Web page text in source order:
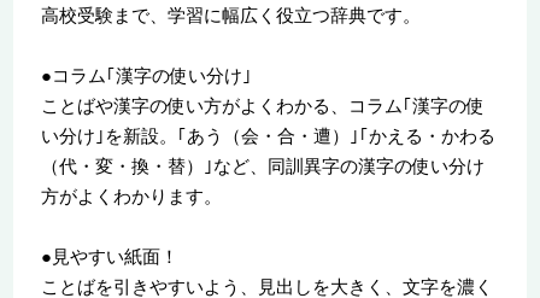
高校受験まで、学習に幅広く役立つ辞典です。
●コラム｢漢字の使い分け｣
ことばや漢字の使い方がよくわかる、コラム｢漢字の使
い分け｣を新設。｢あう（会・合・遭）｣｢かえる・かわる
（代・変・換・替）｣など、同訓異字の漢字の使い分け
方がよくわかります。
●見やすい紙面！
ことばを引きやすいよう、見出しを大きく、文字を濃く